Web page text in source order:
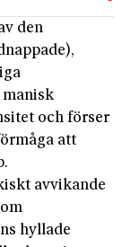
den
manisk
och förser
att
avvikande
hyllade